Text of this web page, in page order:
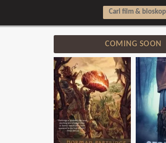
COMING SOON